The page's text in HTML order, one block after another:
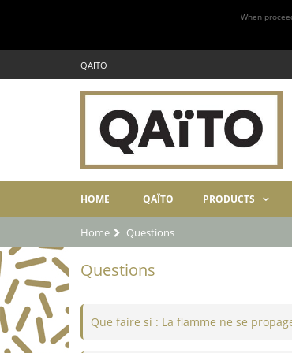
When
QAÏTO
HOME QAÏTO PRODUCTS
Home Questions
Questions
Que faire si : La flamme ne se